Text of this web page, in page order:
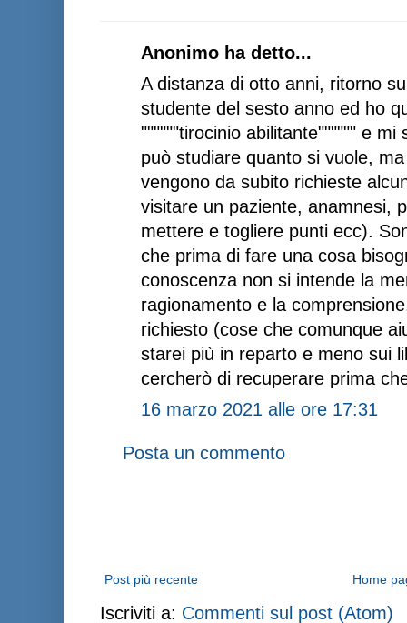
Anonimo ha detto...
A distanza di otto anni, ritorno
studente del sesto anno ed ho
""""""tirocinio abilitante"""""" e mi
può studiare quanto si vuole,
vengono da subito richieste
visitare un paziente, anamnesi,
mettere e togliere punti ecc).
che prima di fare una cosa
conoscenza non si intende la
ragionamento e la
richiesto (cose che comunque
starei più in reparto e meno sui
cercherò di recuperare prima
16 marzo 2021 alle ore 17:31
Posta un commento
Post più recente Home
Iscriviti a: Commenti sul post (Atom)